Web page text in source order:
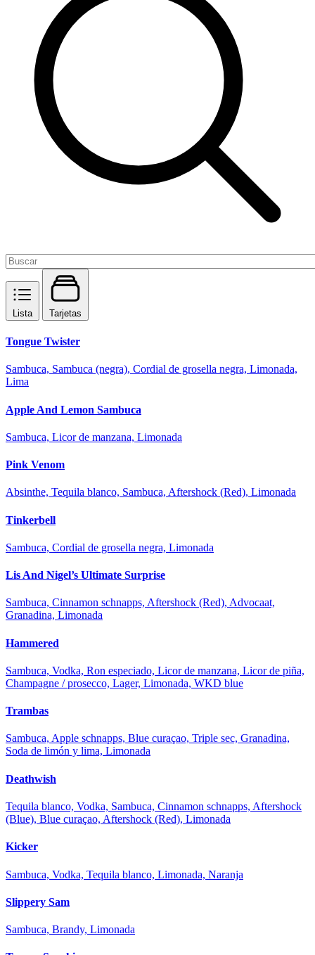
Lista Tarjetas
Tongue Twister
Sambuca, Sambuca (negra), Cordial de grosella negra, Limonada,
Lima
Apple And Lemon Sambuca
Sambuca, Licor de manzana, Limonada
Pink Venom
Absinthe, Tequila blanco, Sambuca, Aftershock (Red), Limonada
Tinkerbell
Sambuca, Cordial de grosella negra, Limonada
Lis And Nigel’s Ultimate Surprise
Sambuca, Cinnamon schnapps, Aftershock (Red), Advocaat,
Granadina, Limonada
Hammered
Sambuca, Vodka, Ron especiado, Licor de manzana, Licor de piña,
Champagne / prosecco, Lager, Limonada, WKD blue
Trambas
Sambuca, Apple schnapps, Blue curaçao, Triple sec, Granadina,
Soda de limón y lima, Limonada
Deathwish
Tequila blanco, Vodka, Sambuca, Cinnamon schnapps, Aftershock
(Blue), Blue curaçao, Aftershock (Red), Limonada
Kicker
Sambuca, Vodka, Tequila blanco, Limonada, Naranja
Slippery Sam
Sambuca, Brandy, Limonada